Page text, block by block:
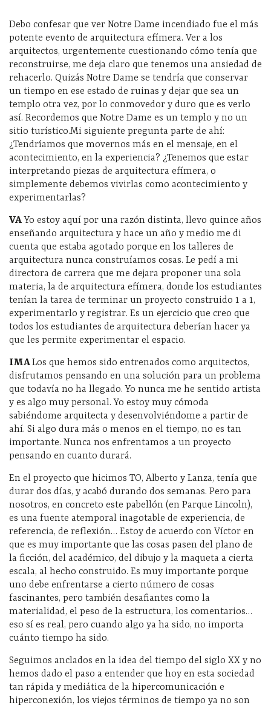
Debo confesar que ver Notre Dame incendiado fue el más
potente evento de arquitectura efímera. Ver a los
arquitectos, urgentemente cuestionando cómo tenía que
reconstruirse, me deja claro que tenemos una ansiedad de
rehacerlo. Quizás Notre Dame se tendría que conservar
un tiempo en ese estado de ruinas y dejar que sea un
templo otra vez, por lo conmovedor y duro que es verlo
así. Recordemos que Notre Dame es un templo y no un
sitio turístico.Mi siguiente pregunta parte de ahí:
¿Tendríamos que movernos más en el mensaje, en el
acontecimiento, en la experiencia? ¿Tenemos que estar
interpretando piezas de arquitectura efímera, o
simplemente debemos vivirlas como acontecimiento y
experimentarlas?
VAYo estoy aquí por una razón distinta, llevo quince años
enseñando arquitectura y hace un año y medio me di
cuenta que estaba agotado porque en los talleres de
arquitectura nunca construíamos cosas. Le pedí a mi
directora de carrera que me dejara proponer una sola
materia, la de arquitectura efímera, donde los estudiantes
tenían la tarea de terminar un proyecto construido 1 a 1,
experimentarlo y registrar. Es un ejercicio que creo que
todos los estudiantes de arquitectura deberían hacer ya
que les permite experimentar el espacio.
IMALos que hemos sido entrenados como arquitectos,
disfrutamos pensando en una solución para un problema
que todavía no ha llegado. Yo nunca me he sentido artista
y es algo muy personal. Yo estoy muy cómoda
sabiéndome arquitecta y desenvolviéndome a partir de
ahí. Si algo dura más o menos en el tiempo, no es tan
importante. Nunca nos enfrentamos a un proyecto
pensando en cuanto durará.
En el proyecto que hicimos TO, Alberto y Lanza, tenía que
durar dos días, y acabó durando dos semanas. Pero para
nosotros, en concreto este pabellón (en Parque Lincoln),
es una fuente atemporal inagotable de experiencia, de
referencia, de reflexión… Estoy de acuerdo con Víctor en
que es muy importante que las cosas pasen del plano de
la ficción, del académico, del dibujo y la maqueta a cierta
escala, al hecho construido. Es muy importante porque
uno debe enfrentarse a cierto número de cosas
fascinantes, pero también desafiantes como la
materialidad, el peso de la estructura, los comentarios…
eso sí es real, pero cuando algo ya ha sido, no importa
cuánto tiempo ha sido.
Seguimos anclados en la idea del tiempo del siglo XX y no
hemos dado el paso a entender que hoy en esta sociedad
tan rápida y mediática de la hipercomunicación e
hiperconexión, los viejos términos de tiempo ya no son